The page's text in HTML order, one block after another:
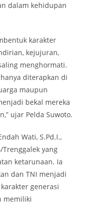
dalam kehidupan
karakter
kejujuran,
menghormati.
diterapkan di
maupun
bekal mereka
ujar Pelda Suwoto.
Wati, S.Pd.I.,
yang
ketarunaan. Ia
dan TNI menjadi
generasi
memiliki